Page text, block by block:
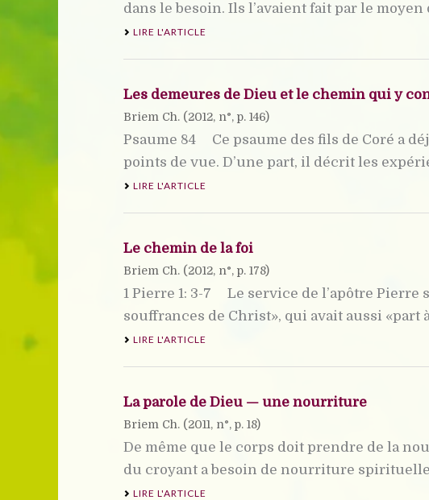
dans le besoin. Ils l’avaient fait par le moyen
LIRE L'ARTICLE
Les demeures de Dieu et le chemin qui y
Briem Ch. (2012, n°, p. 146)
Psaume 84 Ce psaume des fils de Coré a
points de vue. D’une part, il décrit les
LIRE L'ARTICLE
Le chemin de la foi
Briem Ch. (2012, n°, p. 178)
1 Pierre 1: 3-7 Le service de l’apôtre
souffrances de Christ», qui avait aussi «part à
LIRE L'ARTICLE
La parole de Dieu — une nourriture
Briem Ch. (2011, n°, p. 18)
De même que le corps doit prendre de la
du croyant a besoin de nourriture spirituelle.
LIRE L'ARTICLE